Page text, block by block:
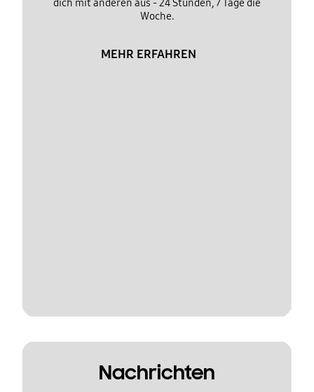
dich mit anderen aus - 24 Stunden, 7 Tage die
Woche.
MEHR ERFAHREN
Nachrichten